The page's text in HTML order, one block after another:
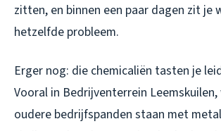
zitten, en binnen een paar dagen zit je
hetzelfde probleem.
Erger nog: die chemicaliën tasten je
Vooral in Bedrijventerrein
oudere bedrijfspanden staan met